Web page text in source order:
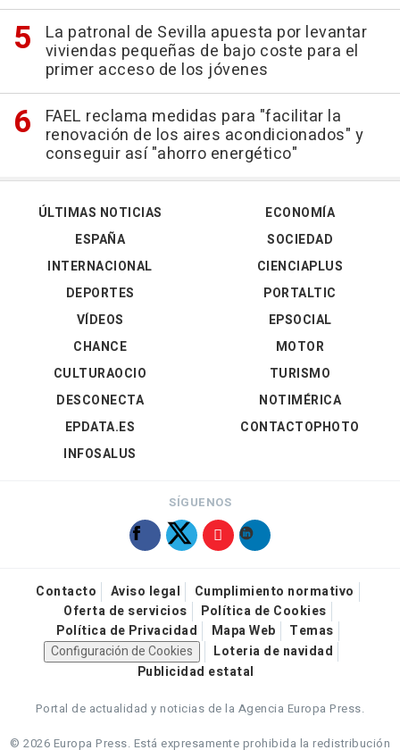
La patronal de Sevilla apuesta por levantar
viviendas pequeñas de bajo coste para el
primer acceso de los jóvenes
FAEL reclama medidas para "facilitar la
renovación de los aires acondicionados" y
conseguir así "ahorro energético"
ÚLTIMAS NOTICIAS
ESPAÑA
INTERNACIONAL
DEPORTES
VÍDEOS
ECONOMÍA
SOCIEDAD
CIENCIAPLUS
PORTALTIC
EPSOCIAL
CHANCE
CULTURAOCIO
DESCONECTA
EPDATA.ES
INFOSALUS
MOTOR
TURISMO
NOTIMÉRICA
CONTACTOPHOTO
SÍGUENOS
Contacto Aviso legal
Cumplimiento normativo
Oferta de servicios
Política de Cookies
Política de Privacidad
Mapa Web
Temas
Configuración de Cookies
Loteria de navidad
Publicidad estatal
Portal de actualidad y noticias de la Agencia Europa Press.
© 2026 Europa Press. Está expresamente prohibida la redistribución